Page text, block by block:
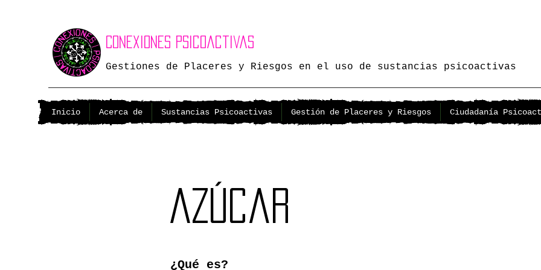
Conexiones Psicoactivas
Gestiones de Placeres y Riesgos en el uso de sustancias psicoactivas
Inicio Acerca de Sustancias Psicoactivas Gestión de Placeres y Riesgos Ciudadanía
Azúcar
¿Qué es?